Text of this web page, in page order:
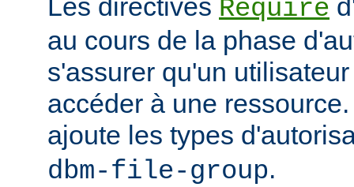
Les directives Require
au cours de la phase
s'assurer qu'un
accéder à une
ajoute les types
dbm-file-group.